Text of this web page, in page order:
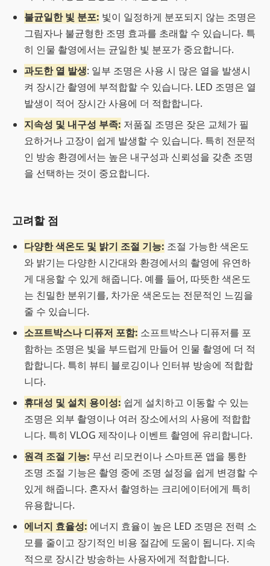
불균일한 빛 분포: 빛이 일정하게 분포되지 않는 조명은
그림자나 불균형한 조명 효과를 초래할 수 있습니다. 특
히 인물 촬영에서는 균일한 빛 분포가 중요합니다.
과도한 열 발생: 일부 조명은 사용 시 많은 열을 발생시
켜 장시간 촬영에 부적합할 수 있습니다. LED 조명은 열
발생이 적어 장시간 사용에 더 적합합니다.
지속성 및 내구성 부족: 저품질 조명은 잦은 교체가 필
요하거나 고장이 쉽게 발생할 수 있습니다. 특히 전문적
인 방송 환경에서는 높은 내구성과 신뢰성을 갖춘 조명
을 선택하는 것이 중요합니다.
고려할 점
다양한 색온도 및 밝기 조절 기능: 조절 가능한 색온도
와 밝기는 다양한 시간대와 환경에서의 촬영에 유연하
게 대응할 수 있게 해줍니다. 예를 들어, 따뜻한 색온도
는 친밀한 분위기를, 차가운 색온도는 전문적인 느낌을
줄 수 있습니다.
소프트박스나 디퓨저 포함: 소프트박스나 디퓨저를 포
함하는 조명은 빛을 부드럽게 만들어 인물 촬영에 더 적
합합니다. 특히 뷰티 블로깅이나 인터뷰 방송에 적합합
니다.
휴대성 및 설치 용이성: 쉽게 설치하고 이동할 수 있는
조명은 외부 촬영이나 여러 장소에서의 사용에 적합합
니다. 특히 VLOG 제작이나 이벤트 촬영에 유리합니다.
원격 조절 기능: 무선 리모컨이나 스마트폰 앱을 통한
조명 조절 기능은 촬영 중에 조명 설정을 쉽게 변경할 수
있게 해줍니다. 혼자서 촬영하는 크리에이터에게 특히
유용합니다.
에너지 효율성: 에너지 효율이 높은 LED 조명은 전력 소
모를 줄이고 장기적인 비용 절감에 도움이 됩니다. 지속
적으로 장시간 방송하는 사용자에게 적합합니다.